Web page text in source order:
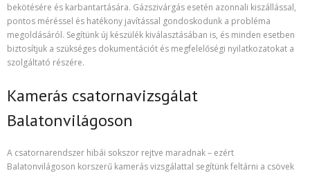
bekötésére és karbantartására. Gázszivárgás esetén azonnali kiszállással,
pontos méréssel és hatékony javítással gondoskodunk a probléma
megoldásáról. Segítünk új készülék kiválasztásában is, és minden esetben
biztosítjuk a szükséges dokumentációt és megfelelőségi nyilatkozatokat a
szolgáltató részére.
Kamerás csatornavizsgálat
Balatonvilágoson
A csatornarendszer hibái sokszor rejtve maradnak – ezért
Balatonvilágoson korszerű kamerás vizsgálattal segítünk feltárni a csövek